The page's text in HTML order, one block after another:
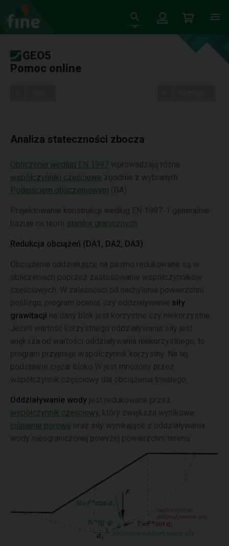
GEO5
Pomoc online
Analiza stateczności zbocza
Obliczenia według EN 1997 wprowadzają różne
współczynniki częściowe zgodnie z wybranym
Podejściem obliczeniowym (DA).
Projektowanie konstrukcji według EN 1997-1 generalnie
bazuje na teorii stanów granicznych
Redukcja obciążeń (DA1, DA2, DA3):
Obciążenia oddziałujące na pasmo redukowane są w
obliczeniach poprzez zastosowanie współczynników
częściowych. W zależności od nachylenia powierzchni
poślizgu, program ocenia, czy oddziaływanie siły
grawitacji na dany blok jest korzystne czy niekorzystne.
Jeżeli wartość korzystnego oddziaływania siły jest
większa od wartości oddziaływania niekorzystnego, to
program przyjmuje współczynnik korzystny. Na tej
podstawie ciężar bloku W jest mnożony przez
współczynnik częściowy dla obciążenia trwałego.
Oddziaływanie wody jest redukowane przez
współczynnik częściowy, który zwiększa wynikowe
ciśnienie porowe oraz siły wynikające z oddziaływania
wody nieograniczonej powyżej powierzchni terenu.